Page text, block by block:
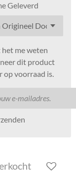
Geleverd
het me weten
dit product
op voorraad is.